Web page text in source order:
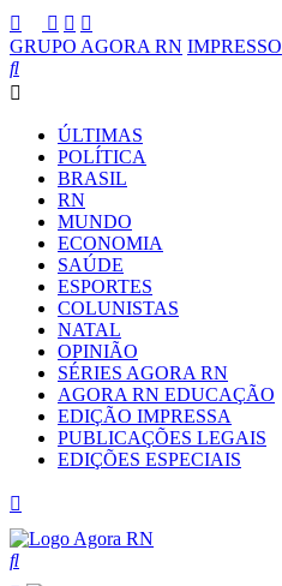
GRUPO AGORA RN IMPRESSO
ÚLTIMAS
POLÍTICA
BRASIL
RN
MUNDO
ECONOMIA
SAÚDE
ESPORTES
COLUNISTAS
NATAL
OPINIÃO
SÉRIES AGORA RN
AGORA RN EDUCAÇÃO
EDIÇÃO IMPRESSA
PUBLICAÇÕES LEGAIS
EDIÇÕES ESPECIAIS